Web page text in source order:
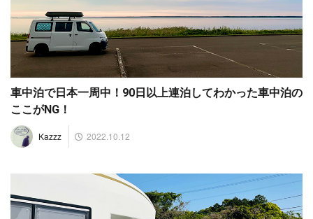
車中泊で日本一周中！90日以上連泊してわかった車中泊の
ここがNG！
Kazzz 2022.10.12